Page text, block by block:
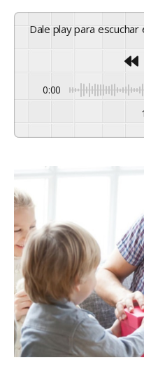
Dale play para
0:00